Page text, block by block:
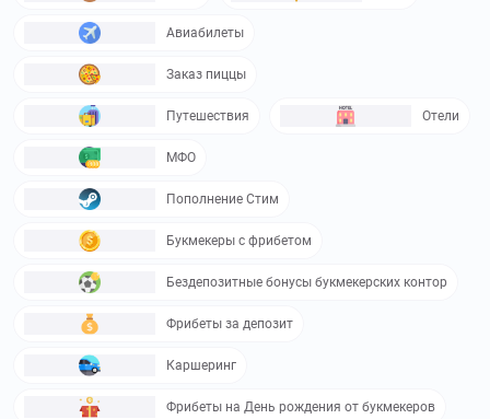
Авиабилеты
Заказ пиццы
Путешествия Отели
МФО
Пополнение Стим
Букмекеры с фрибетом
Бездепозитные бонусы букмекерских контор
Фрибеты за депозит
Каршеринг
Фрибеты на День рождения от букмекеров